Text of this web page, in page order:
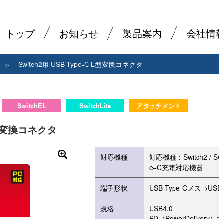
トップ お知らせ 製品案内 会社情
Switch2用 USB Type-C L型変換コネクタ
SwitchEL SwitchLite アタッチメント
換コネクタ
対応機種
対応機種：Switch2 /
e−C充電対応機器
端子形状 USB Type-Cメス
規格
USB4.0